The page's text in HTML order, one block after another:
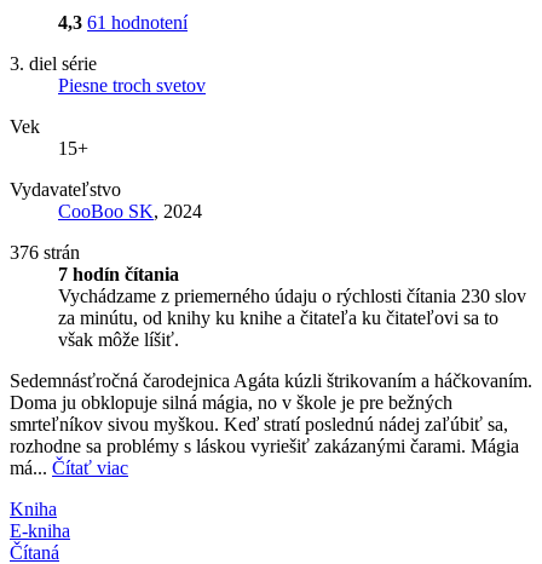
4,3 61 hodnotení
3. diel série
Piesne troch svetov
Vek
15+
Vydavateľstvo
CooBoo SK, 2024
376 strán
7 hodín čítania
Vychádzame z priemerného údaju o rýchlosti čítania 230 slov
za minútu, od knihy ku knihe a čitateľa ku čitateľovi sa to
však môže líšiť.
Sedemnásťročná čarodejnica Agáta kúzli štrikovaním a háčkovaním.
Doma ju obklopuje silná mágia, no v škole je pre bežných
smrteľníkov sivou myškou. Keď stratí poslednú nádej zaľúbiť sa,
rozhodne sa problémy s láskou vyriešiť zakázanými čarami. Mágia
má... Čítať viac
Kniha
E-kniha
Čítaná